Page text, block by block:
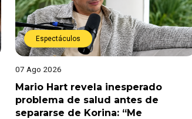
Espectáculos
07 Ago 2026
Mario Hart revela inesperado
problema de salud antes de
separarse de Korina: “Me